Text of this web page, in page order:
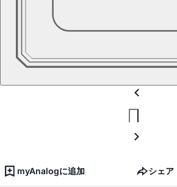
myAnalogに追加 シェア